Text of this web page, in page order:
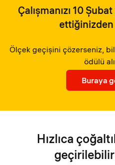
Çalışmanızı 10
Ölçek geçişini çözerseniz,
ödülü
Buraya
Hızlıca